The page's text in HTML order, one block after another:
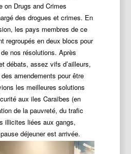
on Drugs and Crimes
des drogues et crimes. En
les pays membres de ce
regroupés en deux blocs pour
nos résolutions. Après
débats, assez vifs d’ailleurs,
amendements pour être
les meilleures solutions
aux iles Caraïbes (en
de la pauvreté, du trafic
illicites liées aux gangs,
pause déjeuner est arrivée.